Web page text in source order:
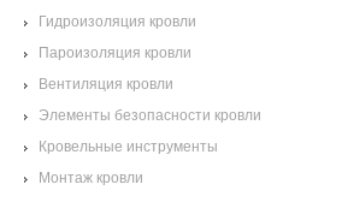
Гидроизоляция кровли
Пароизоляция кровли
Вентиляция кровли
Элементы безопасности кровли
Кровельные инструменты
Монтаж кровли